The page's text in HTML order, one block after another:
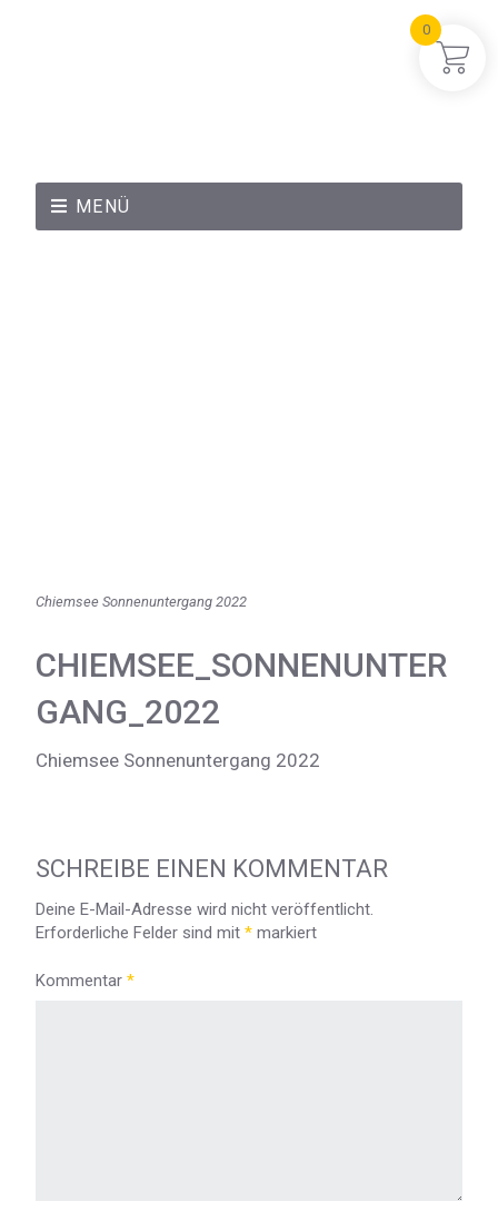
MENÜ
Chiemsee Sonnenuntergang 2022
CHIEMSEE_SONNENUNTER
GANG_2022
Chiemsee Sonnenuntergang 2022
SCHREIBE EINEN KOMMENTAR
Deine E-Mail-Adresse wird nicht veröffentlicht.
Erforderliche Felder sind mit * markiert
Kommentar *
0